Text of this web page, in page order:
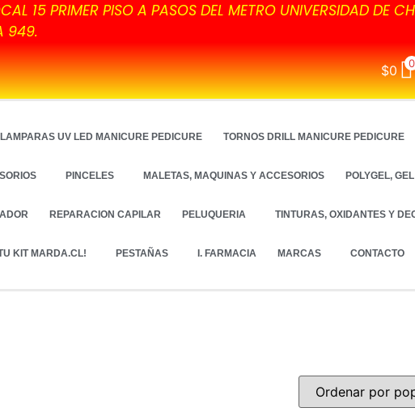
15 PRIMER PISO A PASOS DEL METRO UNIVERSIDAD DE
949.
$0 0
LAMPARAS UV LED MANICURE PEDICURE TORNOS DRILL MANICURE PEDICURE
PINCELES MALETAS, MAQUINAS Y ACCESORIOS POLYGEL,
REPARACION CAPILAR PELUQUERIA TINTURAS, OXIDANTES Y
KIT MARDA.CL! PESTAÑAS I. FARMACIA MARCAS CONTACTO